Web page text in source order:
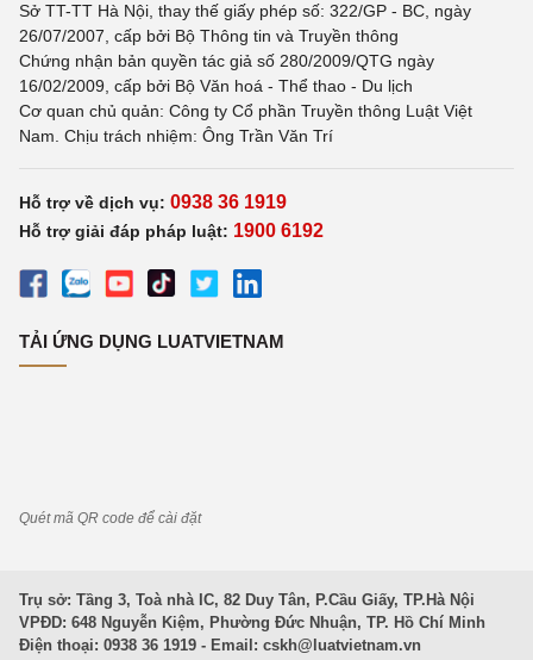
Sở TT-TT Hà Nội, thay thế giấy phép số: 322/GP - BC, ngày
26/07/2007, cấp bởi Bộ Thông tin và Truyền thông
Chứng nhận bản quyền tác giả số 280/2009/QTG ngày
16/02/2009, cấp bởi Bộ Văn hoá - Thể thao - Du lịch
Cơ quan chủ quản: Công ty Cổ phần Truyền thông Luật Việt
Nam. Chịu trách nhiệm: Ông Trần Văn Trí
Hỗ trợ về dịch vụ: 0938 36 1919
Hỗ trợ giải đáp pháp luật: 1900 6192
TẢI ỨNG DỤNG LUATVIETNAM
Quét mã QR code để cài đặt
Trụ sở: Tầng 3, Toà nhà IC, 82 Duy Tân, P.Cầu Giấy, TP.Hà Nội
VPĐD: 648 Nguyễn Kiệm, Phường Đức Nhuận, TP. Hồ Chí Minh
Điện thoại: 0938 36 1919 - Email: cskh@luatvietnam.vn